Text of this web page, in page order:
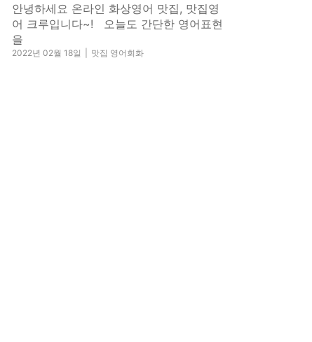
안녕하세요 온라인 화상영어 맛집, 맛집영
어 크루입니다~! 오늘도 간단한 영어표현
을
2022년 02월 18일 맛집 영어회화